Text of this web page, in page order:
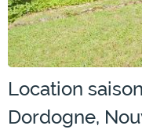
Location
Dordogne,